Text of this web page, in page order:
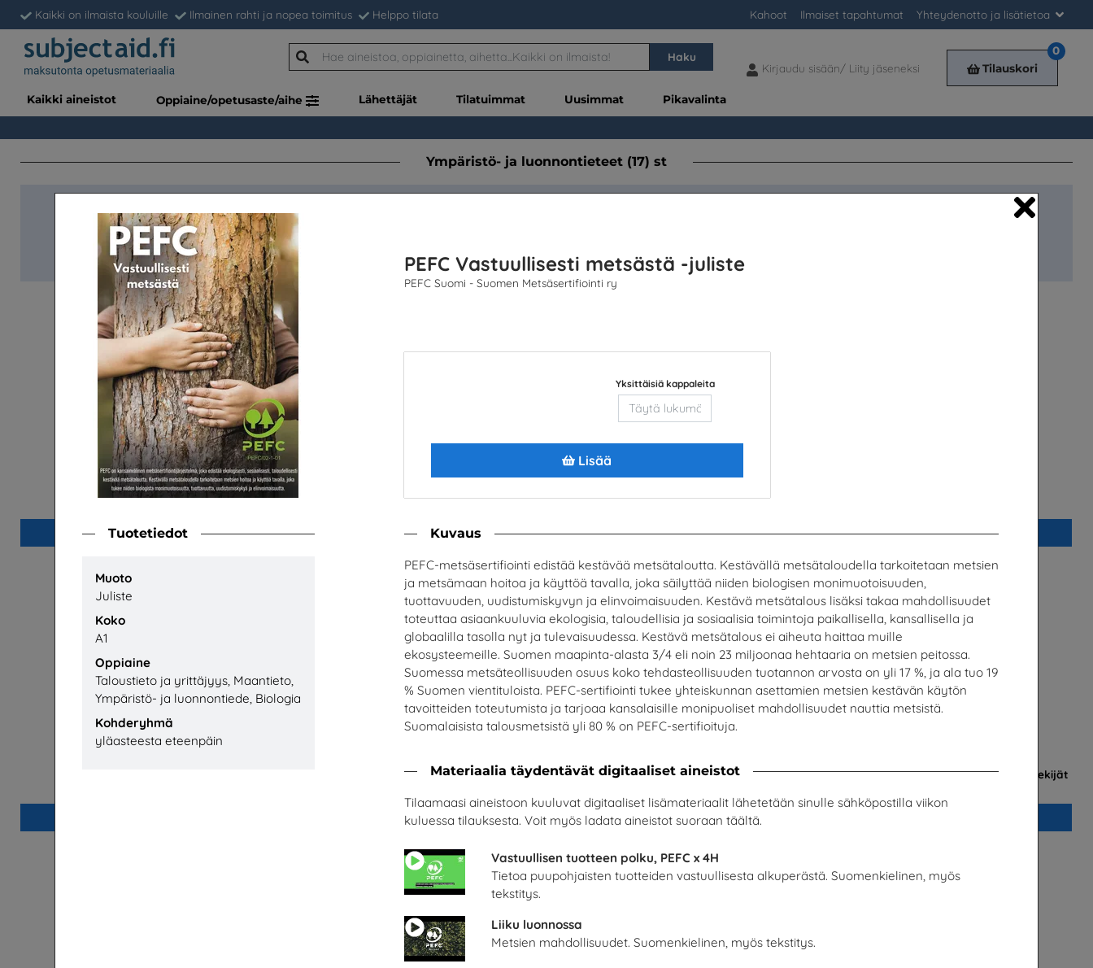
PEFC Vastuullisesti metsästä -juliste
PEFC Suomi - Suomen Metsäsertifiointi ry
Yksittäisiä kappaleita
Lisää
Tuotetiedot
Muoto
Juliste
Koko
A1
Oppiaine
Taloustieto ja yrittäjyys, Maantieto,
Ympäristö- ja luonnontiede, Biologia
Kohderyhmä
yläasteesta eteenpäin
Kuvaus
PEFC-metsäsertifiointi edistää kestävää metsätaloutta. Kestävällä metsätaloudella tarkoitetaan metsien
ja metsämaan hoitoa ja käyttöä tavalla, joka säilyttää niiden biologisen monimuotoisuuden,
tuottavuuden, uudistumiskyvyn ja elinvoimaisuuden. Kestävä metsätalous lisäksi takaa mahdollisuudet
toteuttaa asiaankuuluvia ekologisia, taloudellisia ja sosiaalisia toimintoja paikallisella, kansallisella ja
globaalilla tasolla nyt ja tulevaisuudessa. Kestävä metsätalous ei aiheuta haittaa muille
ekosysteemeille. Suomen maapinta-alasta 3/4 eli noin 23 miljoonaa hehtaaria on metsien peitossa.
Suomessa metsäteollisuuden osuus koko tehdasteollisuuden tuotannon arvosta on yli 17 %, ja ala tuo 19
% Suomen vientituloista. PEFC-sertifiointi tukee yhteiskunnan asettamien metsien kestävän käytön
tavoitteiden toteutumista ja tarjoaa kansalaisille monipuoliset mahdollisuudet nauttia metsistä.
Suomalaisista talousmetsistä yli 80 % on PEFC-sertifioituja.
Materiaalia täydentävät digitaaliset aineistot
Tilaamaasi aineistoon kuuluvat digitaaliset lisämateriaalit lähetetään sinulle sähköpostilla viikon
kuluessa tilauksesta. Voit myös ladata aineistot suoraan täältä.
Vastuullisen tuotteen polku, PEFC x 4H
Tietoa puupohjaisten tuotteiden vastuullisesta alkuperästä. Suomenkielinen, myös
tekstitys.
Liiku luonnossa
Metsien mahdollisuudet. Suomenkielinen, myös tekstitys.
Kirjaudu sisään/ Liity jäseneksi
Liity
Kaikki on ilmaista kouluille Ilmainen rahti ja nopea toimitus Helppo tilata Kahoot Ilmaiset tapahtumat Yhteydenotto ja lisätietoa
Haku
Tilauskori
0
Kaikki aineistot Oppiaine/opetusaste/aihe Lähettäjät Tilatuimmat Uusimmat Pikavalinta
Ympäristö- ja luonnontieteet (17) st
Luokkasetti (à 34 kpl)
Palpan yleisesite - Kaikki kiertää
Lisää Lisää Lisää Lisää
Metsän henki - Metsä yhdistää omiin juuriin
Lisää
Everything circulates
Lisää
Metsän henki - Metsän tulevaisuuden tekijät